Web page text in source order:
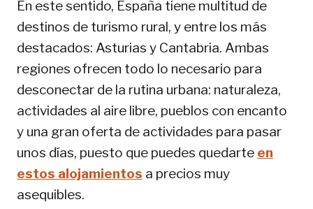
En este sentido, España tiene multitud de
destinos de turismo rural, y entre los más
destacados: Asturias y Cantabria. Ambas
regiones ofrecen todo lo necesario para
desconectar de la rutina urbana: naturaleza,
actividades al aire libre, pueblos con encanto
y una gran oferta de actividades para pasar
unos días, puesto que puedes quedarte en
estos alojamientos a precios muy
asequibles.